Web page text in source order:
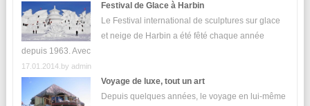
Festival de Glace à Harbin
Le Festival international de sculptures sur glace
et neige de Harbin a été fêté chaque année
depuis 1963. Avec
17.01.2014.by admin
Voyage de luxe, tout un art
Depuis quelques années, le voyage en lui-même